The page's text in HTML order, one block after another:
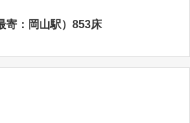
寄：岡山駅）853床